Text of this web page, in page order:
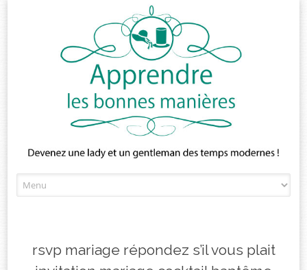
to
rsvp mariage répondez s’il vous plait